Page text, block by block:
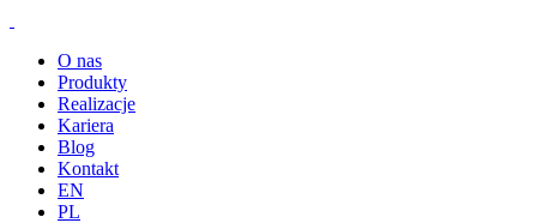
O nas
Produkty
Realizacje
Kariera
Blog
Kontakt
EN
PL